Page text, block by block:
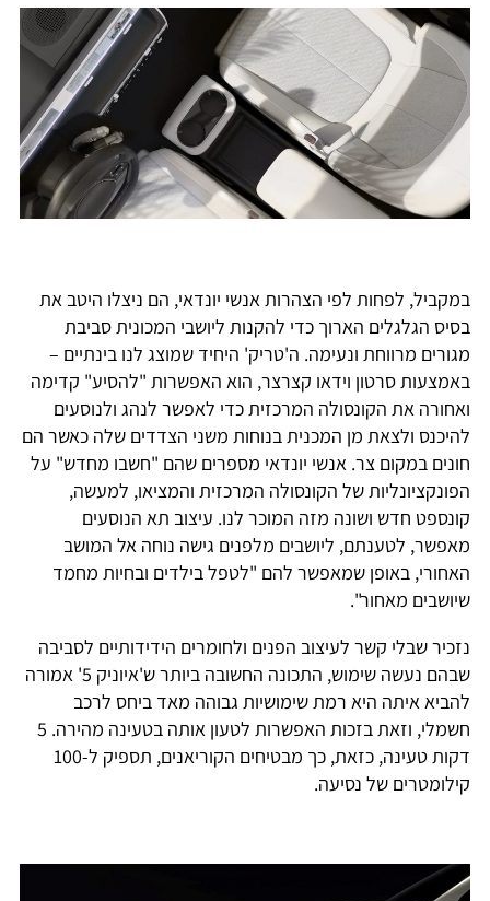
במקביל, לפחות לפי הצהרות אנשי יונדאי, הם ניצלו היטב את
בסיס הגלגלים הארוך כדי להקנות ליושבי המכונית סביבת
מגורים מרווחת ונעימה. ה'טריק' היחיד שמוצג לנו בינתיים –
באמצעות סרטון וידאו קצרצר, הוא האפשרות "להסיע" קדימה
ואחורה את הקונסולה המרכזית כדי לאפשר לנהג ולנוסעים
להיכנס ולצאת מן המכנית בנוחות משני הצדדים שלה כאשר הם
חונים במקום צר. אנשי יונדאי מספרים שהם "חשבו מחדש" על
הפונקציונליות של הקונסולה המרכזית והמציאו, למעשה,
קונספט חדש ושונה מזה המוכר לנו. עיצוב תא הנוסעים
מאפשר, לטענתם, ליושבים מלפנים גישה נוחה אל המושב
האחורי, באופן שמאפשר להם "לטפל בילדים ובחיות מחמד
שיושבים מאחור".
נזכיר שבלי קשר לעיצוב הפנים ולחומרים הידידותיים לסביבה
שבהם נעשה שימוש, התכונה החשובה ביותר ש'איוניק 5' אמורה
להביא איתה היא רמת שימושיות גבוהה מאד ביחס לרכב
חשמלי, וזאת בזכות האפשרות לטעון אותה בטעינה מהירה. 5
דקות טעינה, כזאת, כך מבטיחים הקוריאנים, תספיק ל-100
קילומטרים של נסיעה.